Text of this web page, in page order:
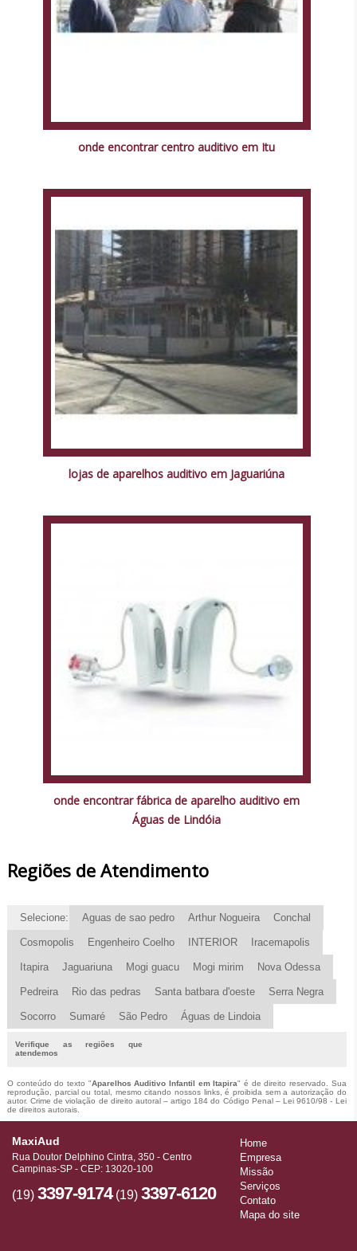
onde encontrar centro auditivo em Itu
lojas de aparelhos auditivo em Jaguariúna
onde encontrar fábrica de aparelho auditivo em
Águas de Lindóia
Regiões de Atendimento
Selecione: Aguas de sao pedro Arthur Nogueira Conchal
Cosmopolis Engenheiro Coelho INTERIOR Iracemapolis
Itapira Jaguariuna Mogi guacu Mogi mirim Nova Odessa
Pedreira Rio das pedras Santa batbara d'oeste Serra Negra
Socorro Sumaré São Pedro Águas de Lindoia
Verifique as regiões que
atendemos
O conteúdo do texto "Aparelhos Auditivo Infantil em Itapira" é de direito reservado. Sua
reprodução, parcial ou total, mesmo citando nossos links, é proibida sem a autorização do
autor. Crime de violação de direito autoral – artigo 184 do Código Penal –Lei 9610/98 - Lei
de direitos autorais.
MaxiAud
Rua Doutor Delphino Cintra, 350 - Centro
Campinas-SP - CEP: 13020-100
(19) 3397-9174(19) 3397-6120
Home
Empresa
Missão
Serviços
Contato
Mapa do site